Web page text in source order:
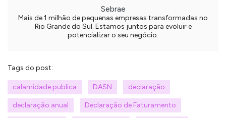
Sebrae
Mais de 1 milhão de pequenas empresas transformadas no
Rio Grande do Sul. Estamos juntos para evoluir e
potencializar o seu negócio.
Tags do post:
calamidade publica DASN declaração
declaração anual Declaração de Faturamento